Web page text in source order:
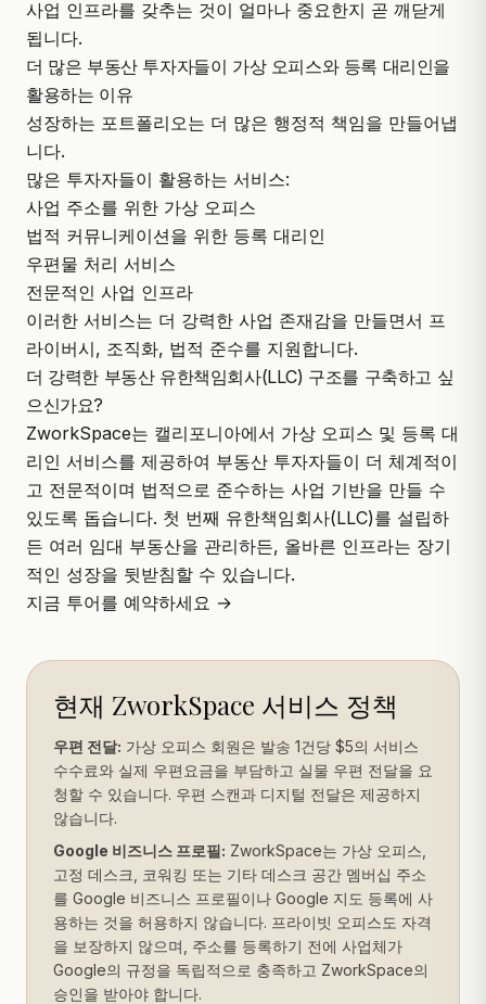
사업 인프라를 갖추는 것이 얼마나 중요한지 곧 깨닫게
됩니다.
더 많은 부동산 투자자들이 가상 오피스와 등록 대리인을
활용하는 이유
성장하는 포트폴리오는 더 많은 행정적 책임을 만들어냅
니다.
많은 투자자들이 활용하는 서비스:
사업 주소를 위한 가상 오피스
법적 커뮤니케이션을 위한 등록 대리인
우편물 처리 서비스
전문적인 사업 인프라
이러한 서비스는 더 강력한 사업 존재감을 만들면서 프
라이버시, 조직화, 법적 준수를 지원합니다.
더 강력한 부동산 유한책임회사(LLC) 구조를 구축하고 싶
으신가요?
ZworkSpace는 캘리포니아에서 가상 오피스 및 등록 대
리인 서비스를 제공하여 부동산 투자자들이 더 체계적이
고 전문적이며 법적으로 준수하는 사업 기반을 만들 수
있도록 돕습니다. 첫 번째 유한책임회사(LLC)를 설립하
든 여러 임대 부동산을 관리하든, 올바른 인프라는 장기
적인 성장을 뒷받침할 수 있습니다.
지금 투어를 예약하세요 →
현재 ZworkSpace 서비스 정책
우편 전달: 가상 오피스 회원은 발송 1건당 $5의 서비스
수수료와 실제 우편요금을 부담하고 실물 우편 전달을 요
청할 수 있습니다. 우편 스캔과 디지털 전달은 제공하지
않습니다.
Google 비즈니스 프로필: ZworkSpace는 가상 오피스,
고정 데스크, 코워킹 또는 기타 데스크 공간 멤버십 주소
를 Google 비즈니스 프로필이나 Google 지도 등록에 사
용하는 것을 허용하지 않습니다. 프라이빗 오피스도 자격
을 보장하지 않으며, 주소를 등록하기 전에 사업체가
Google의 규정을 독립적으로 충족하고 ZworkSpace의
승인을 받아야 합니다.